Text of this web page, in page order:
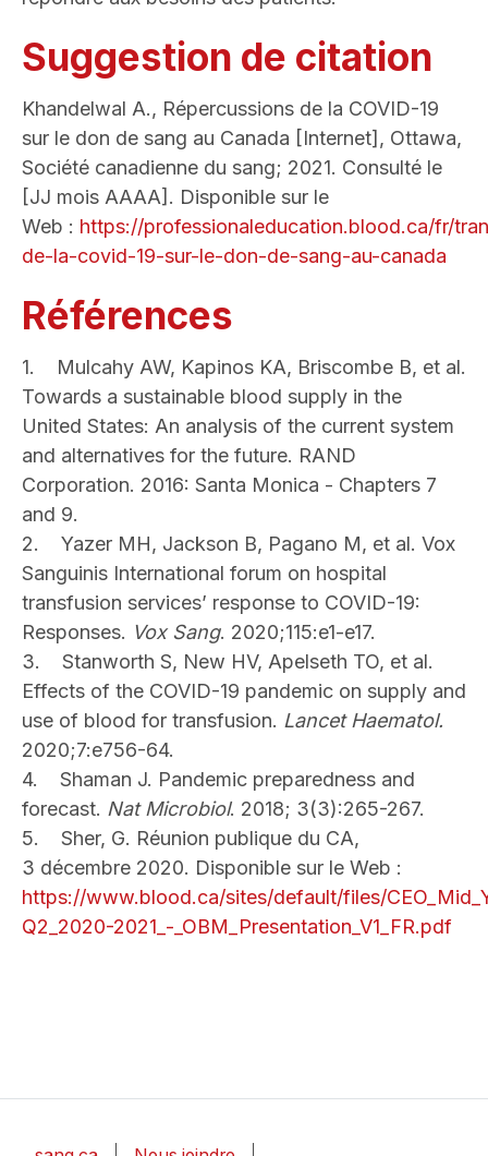
Suggestion de citation
Khandelwal A., Répercussions de la COVID-19
sur le don de sang au Canada [Internet], Ottawa,
Société canadienne du sang; 2021. Consulté le
[JJ mois AAAA]. Disponible sur le
Web : https://professionaleducation.blood.ca/fr/
de-la-covid-19-sur-le-don-de-sang-au-canada
Références
1. Mulcahy AW, Kapinos KA, Briscombe B, et al.
Towards a sustainable blood supply in the
United States: An analysis of the current system
and alternatives for the future. RAND
Corporation. 2016: Santa Monica - Chapters 7
and 9.
2. Yazer MH, Jackson B, Pagano M, et al. Vox
Sanguinis International forum on hospital
transfusion services’ response to COVID-19:
Responses. Vox Sang. 2020;115:e1-e17.
3. Stanworth S, New HV, Apelseth TO, et al.
Effects of the COVID-19 pandemic on supply and
use of blood for transfusion. Lancet Haematol.
2020;7:e756-64.
4.
Shaman J. Pandemic preparedness and
forecast. Nat Microbiol. 2018; 3(3):265-267.
5. Sher, G. Réunion publique du CA,
3 décembre 2020. Disponible sur le Web :
https://www.blood.ca/sites/default/files/
Q2_2020-2021_-_OBM_Presentation_V1_FR.pdf